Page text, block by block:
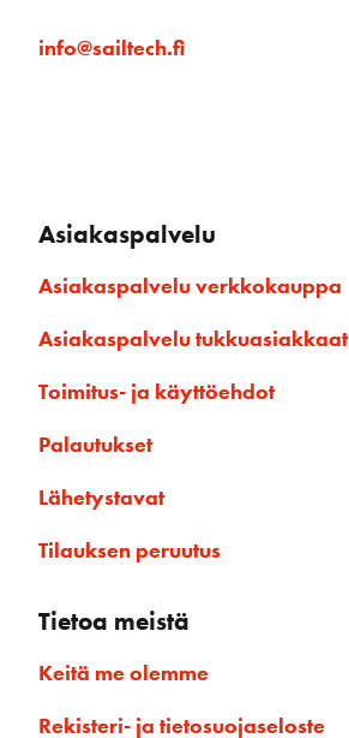
info@sailtech.fi
Asiakaspalvelu
Asiakaspalvelu verkkokauppa
Asiakaspalvelu tukkuasiakkaat
Toimitus- ja käyttöehdot
Palautukset
Lähetystavat
Tilauksen peruutus
Tietoa meistä
Keitä me olemme
Rekisteri- ja tietosuojaseloste